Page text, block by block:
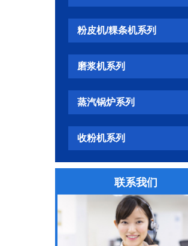
粉皮机/粿条机系列
磨浆机系列
蒸汽锅炉系列
收粉机系列
联系我们